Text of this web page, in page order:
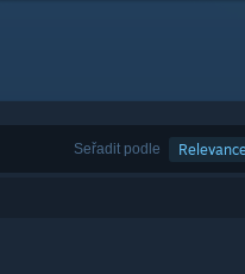
Seřadit podle